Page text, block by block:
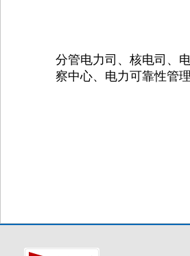
分管电力司、核电司、
察中心、电力可靠性管